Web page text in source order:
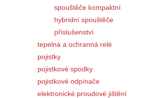
spouštěče kompaktní
hybridní spouštěče
příslušenství
tepelná a ochranná relé
pojistky
pojistkové spodky
pojistkové odpínače
elektronické proudové jištění